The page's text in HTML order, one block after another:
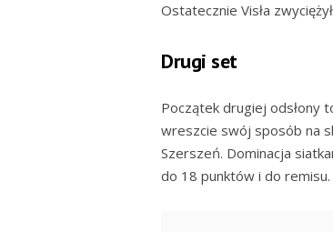
Ostatecznie Visła
Drugi set
Początek drugiej odsłony
wreszcie swój sposób na
Szerszeń. Dominacja
do 18 punktów i do remisu.